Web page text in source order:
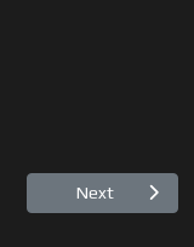
Next
Next